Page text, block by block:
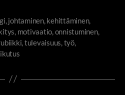
johtaminen, kehittäminen,
motivaatio onnistuminen,
tulevaisuus työ,